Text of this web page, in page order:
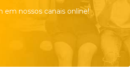
em nossos canais online!